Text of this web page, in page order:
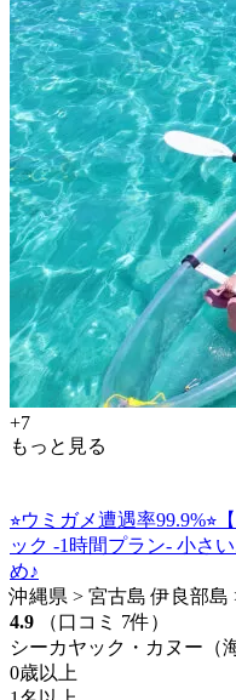
+7
もっと見る
⭐︎ウミガメ遭遇率
ック -1時間プラン- 小さ
め♪
沖縄県 > 宮古島 伊良部島
4.9
（口コミ 7件）
シーカヤック・カヌー（
0歳以上